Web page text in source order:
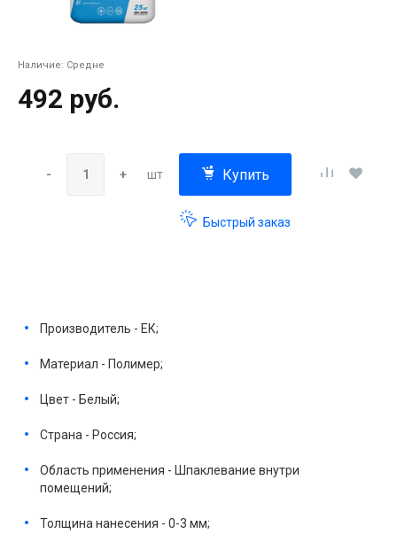
Наличие: Средне
492 руб.
- + шт Купить
Быстрый заказ
Производитель - ЕК;
Материал - Полимер;
Цвет - Белый;
Страна - Россия;
Область применения - Шпаклевание внутри
помещений;
Толщина нанесения - 0-3 мм;